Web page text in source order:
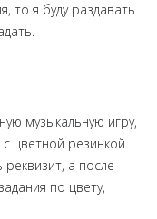
то я буду раздавать
музыкальную игру,
цветной резинкой.
а после
по цвету,